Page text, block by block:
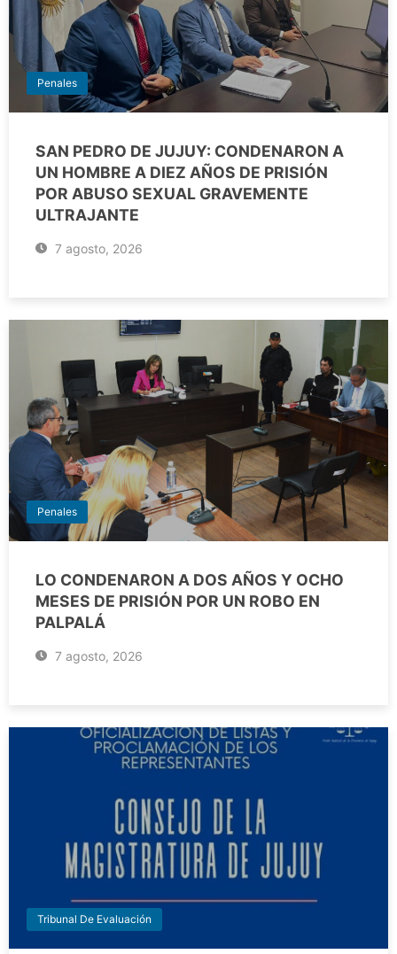
Penales
SAN PEDRO DE JUJUY: CONDENARON A
UN HOMBRE A DIEZ AÑOS DE PRISIÓN
POR ABUSO SEXUAL GRAVEMENTE
ULTRAJANTE
7 agosto, 2026
Penales
LO CONDENARON A DOS AÑOS Y OCHO
MESES DE PRISIÓN POR UN ROBO EN
PALPALÁ
7 agosto, 2026
Tribunal De Evaluación